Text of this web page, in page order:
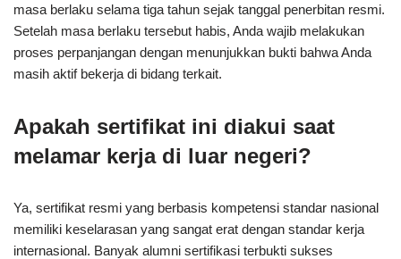
masa berlaku selama tiga tahun sejak tanggal penerbitan resmi.
Setelah masa berlaku tersebut habis, Anda wajib melakukan
proses perpanjangan dengan menunjukkan bukti bahwa Anda
masih aktif bekerja di bidang terkait.
Apakah sertifikat ini diakui saat
melamar kerja di luar negeri?
Ya, sertifikat resmi yang berbasis kompetensi standar nasional
memiliki keselarasan yang sangat erat dengan standar kerja
internasional. Banyak alumni sertifikasi terbukti sukses